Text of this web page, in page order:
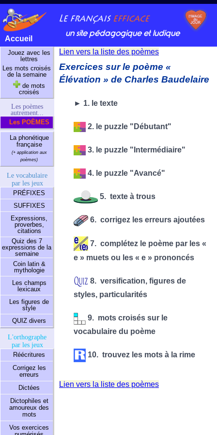
un site pédagogique et ludique
Accueil
Jouez avec les
lettres
Les mots croisés
de la semaine
de mots
croisés
Les poèmes
autrement...
Les POÈMES
La phonétique
française
(+ application aux
poèmes)
Le vocabulaire
par les jeux
PRÉFIXES
SUFFIXES
Expressions,
proverbes,
citations
Quiz des 7
expressions de la
semaine
Coin latin &
mythologie
Les champs
lexicaux
Les figures de
style
QUIZ divers
L'orthographe
par les jeux
Réécritures
Corrigez les
erreurs
Dictées
Dictophiles et
amoureux des
mots
Vos exercices
Lien vers la liste des poèmes
Exercices sur le poème «
Élévation » de Charles Baudelaire
► 1. le texte
2. le puzzle "Débutant"
3. le puzzle "Intermédiaire"
4. le puzzle "Avancé"
5. texte à trous
6. corrigez les erreurs ajoutées
7. complétez le poème par les «
e » muets ou les « e » prononcés
8. versification, figures de
styles, particularités
9. mots croisés sur le
vocabulaire du poème
10. trouvez les mots à la rime
Lien vers la liste des poèmes